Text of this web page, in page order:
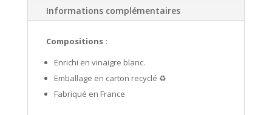
menthe
citron
Informations complémentaires
Compositions :
Enrichi en vinaigre blanc.
Emballage en carton recyclé ♻️
Fabriqué en France